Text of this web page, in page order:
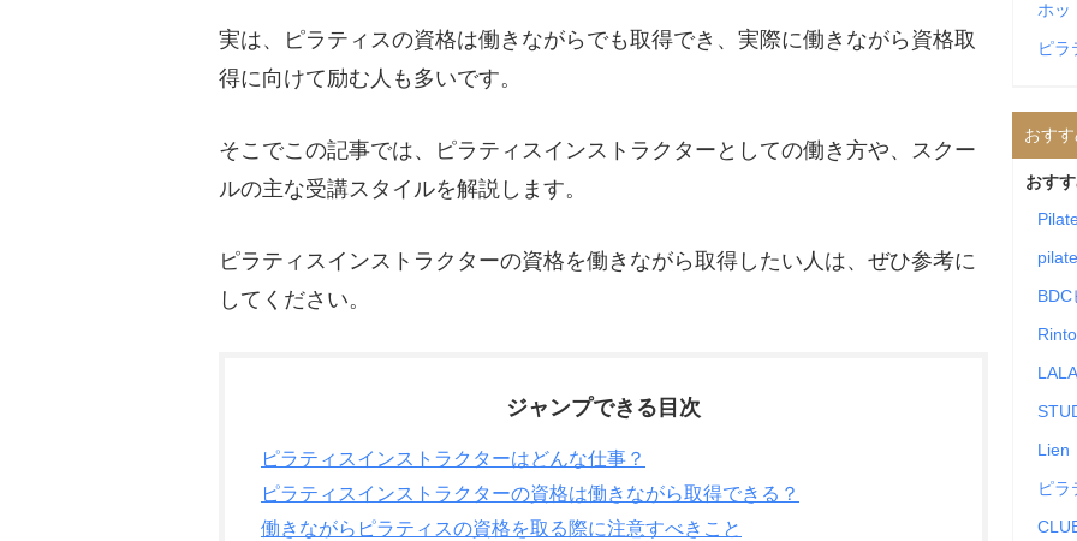
実は、ピラティスの資格は働きながらでも取得でき、実際に働きながら資格取
得に向けて励む人も多いです。
そこでこの記事では、ピラティスインストラクターとしての働き方や、スクー
ルの主な受講スタイルを解説します。
ピラティスインストラクターの資格を働きながら取得したい人は、ぜひ参考に
してください。
ジャンプできる目次
ピラティスインストラクターはどんな仕事？
ピラティスインストラクターの資格は働きながら取得できる？
働きながらピラティスの資格を取る際に注意すべきこと
ホッ
ピラ
おす
おす
BDC
Lien
ピラ